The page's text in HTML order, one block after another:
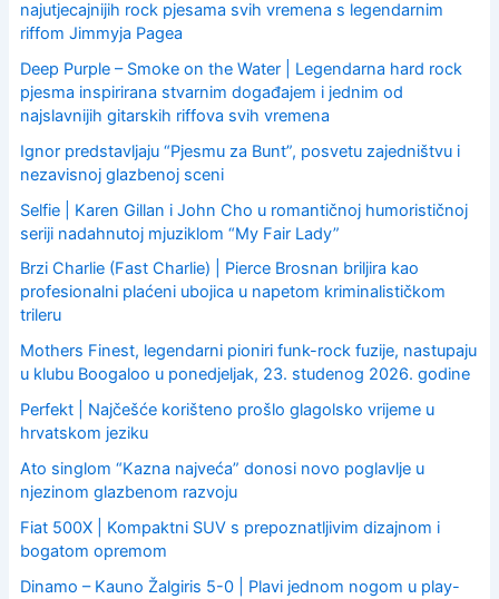
najutjecajnijih rock pjesama svih vremena s legendarnim
riffom Jimmyja Pagea
Deep Purple – Smoke on the Water | Legendarna hard rock
pjesma inspirirana stvarnim događajem i jednim od
najslavnijih gitarskih riffova svih vremena
Ignor predstavljaju “Pjesmu za Bunt”, posvetu zajedništvu i
nezavisnoj glazbenoj sceni
Selfie | Karen Gillan i John Cho u romantičnoj humorističnoj
seriji nadahnutoj mjuziklom “My Fair Lady”
Brzi Charlie (Fast Charlie) | Pierce Brosnan briljira kao
profesionalni plaćeni ubojica u napetom kriminalističkom
trileru
Mothers Finest, legendarni pioniri funk-rock fuzije, nastupaju
u klubu Boogaloo u ponedjeljak, 23. studenog 2026. godine
Perfekt | Najčešće korišteno prošlo glagolsko vrijeme u
hrvatskom jeziku
Ato singlom “Kazna najveća” donosi novo poglavlje u
njezinom glazbenom razvoju
Fiat 500X | Kompaktni SUV s prepoznatljivim dizajnom i
bogatom opremom
Dinamo – Kauno Žalgiris 5-0 | Plavi jednom nogom u play-